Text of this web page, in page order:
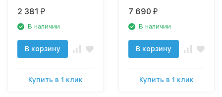
2 381 ₽
В наличии
В корзину
Купить в 1 клик
анализатор уровня
электропроводности
7 690 ₽
В наличии
В корзину
Купить в 1 клик